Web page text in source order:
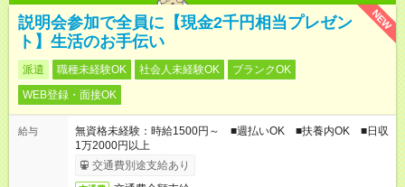
NEW
説明会参加で全員に【現金2千円相当プレゼン
ト】生活のお手伝い
派遣 職種未経験OK 社会人未経験OK
ブランクOK
WEB登録・面接OK
給与
無資格未経験：時給1500円～ ■週払いOK ■扶養内OK ■日収
1万2000円以上
交通費別途支給あり